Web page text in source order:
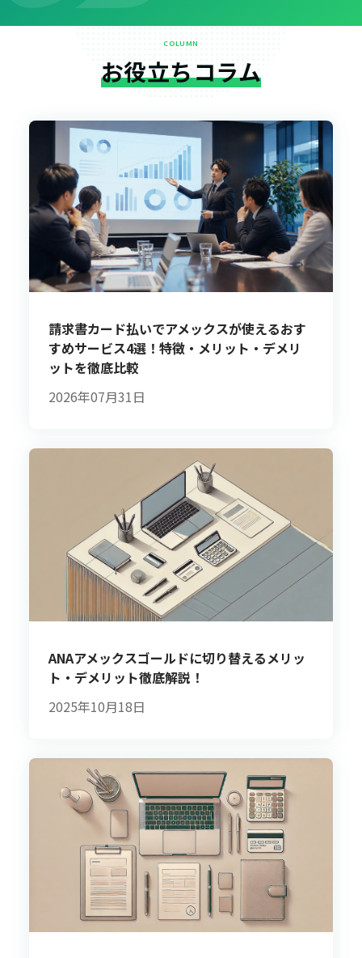
COLUMN
お役立ちコラム
請求書カード払いでアメックスが使えるおす
すめサービス4選！特徴・メリット・デメリ
ットを徹底比較
2026年07月31日
ANAアメックスゴールドに切り替えるメリッ
ト・デメリット徹底解説！
2025年10月18日